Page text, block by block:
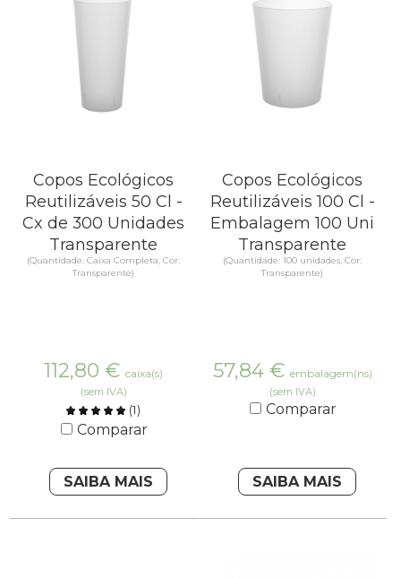
Copos Ecológicos
Reutilizáveis 50 Cl -
Cx de 300 Unidades
Transparente
(Quantidade: Caixa Completa, Cor:
Transparente)
112,80 € caixa(s)
(sem IVA)
(1)
Comparar
SAIBA MAIS
Copos Ecológicos
Reutilizáveis 100 Cl -
Embalagem 100 Uni
Transparente
(Quantidade: 100 unidades, Cor:
Transparente)
57,84 € embalagem(ns)
(sem IVA)
Comparar
SAIBA MAIS